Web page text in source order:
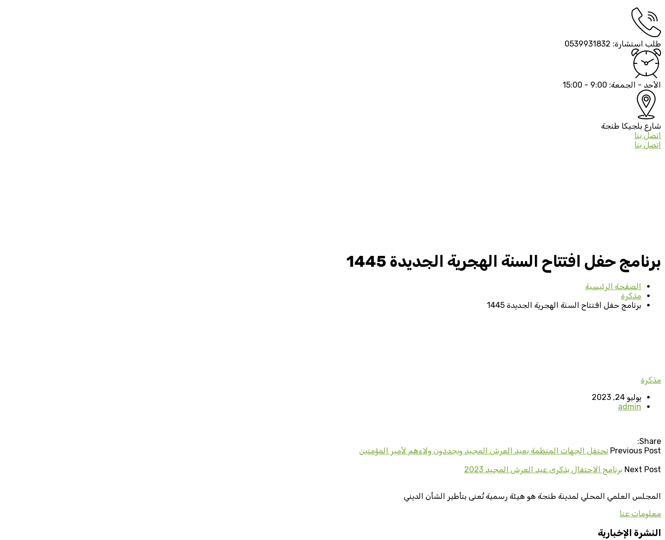
طلب استشارة: 0539931832
الأحد - الجمعة: 9:00 - 15:00
شارع بلجيكا طنجة
اتصل بنا
اتصل بنا
برنامج حفل افتتاح السنة الهجرية الجديدة 1445
الصفحة الرئيسية
مذكرة
برنامج حفل افتتاح السنة الهجرية الجديدة 1445
مذكرة
يوليو 24, 2023
admin
Share:
Previous Post تحتفل الجهات المنظمة بعيد العرش المجيد ويجددون ولاءهم لأمير المؤمنين
Next Post برنامج الاحتفال بذكرى عيد العرش المجيد 2023
المجلس العلمي المحلي لمدينة طنجة هو هيئة رسمية تُعنى بتأطير الشأن الديني
معلومات عنا
النشرة الإخبارية